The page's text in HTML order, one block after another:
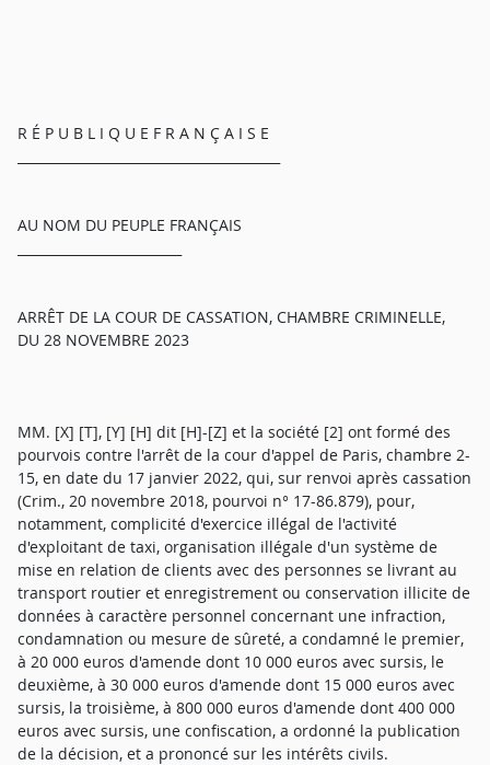
R É P U B L I Q U E F R A N Ç A I S E
AU NOM DU PEUPLE FRANÇAIS
ARRÊT DE LA COUR DE CASSATION, CHAMBRE CRIMINELLE,
DU 28 NOVEMBRE 2023
MM. [X] [T], [Y] [H] dit [H]-[Z] et la société [2] ont formé des
pourvois contre l'arrêt de la cour d'appel de Paris, chambre 2-
15, en date du 17 janvier 2022, qui, sur renvoi après cassation
(Crim., 20 novembre 2018, pourvoi n° 17-86.879), pour,
notamment, complicité d'exercice illégal de l'activité
d'exploitant de taxi, organisation illégale d'un système de
mise en relation de clients avec des personnes se livrant au
transport routier et enregistrement ou conservation illicite de
données à caractère personnel concernant une infraction,
condamnation ou mesure de sûreté, a condamné le premier,
à 20 000 euros d'amende dont 10 000 euros avec sursis, le
deuxième, à 30 000 euros d'amende dont 15 000 euros avec
sursis, la troisième, à 800 000 euros d'amende dont 400 000
euros avec sursis, une confiscation, a ordonné la publication
de la décision, et a prononcé sur les intérêts civils.